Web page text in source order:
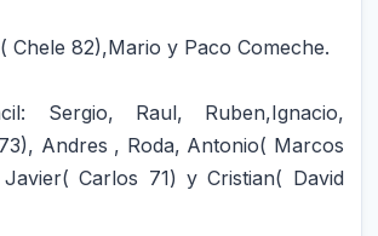
Chele 82),Mario y Paco Comeche.
Sergio, Raul, Ruben,Ignacio,
Andres , Roda, Antonio( Marcos
Carlos 71) y Cristian( David